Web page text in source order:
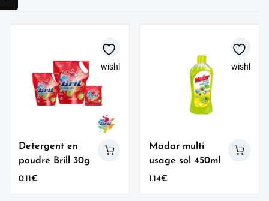
wishlist
Detergent en
poudre Brill 30g
0.11€
wishlist
Madar multi
usage sol 450ml
1.14€